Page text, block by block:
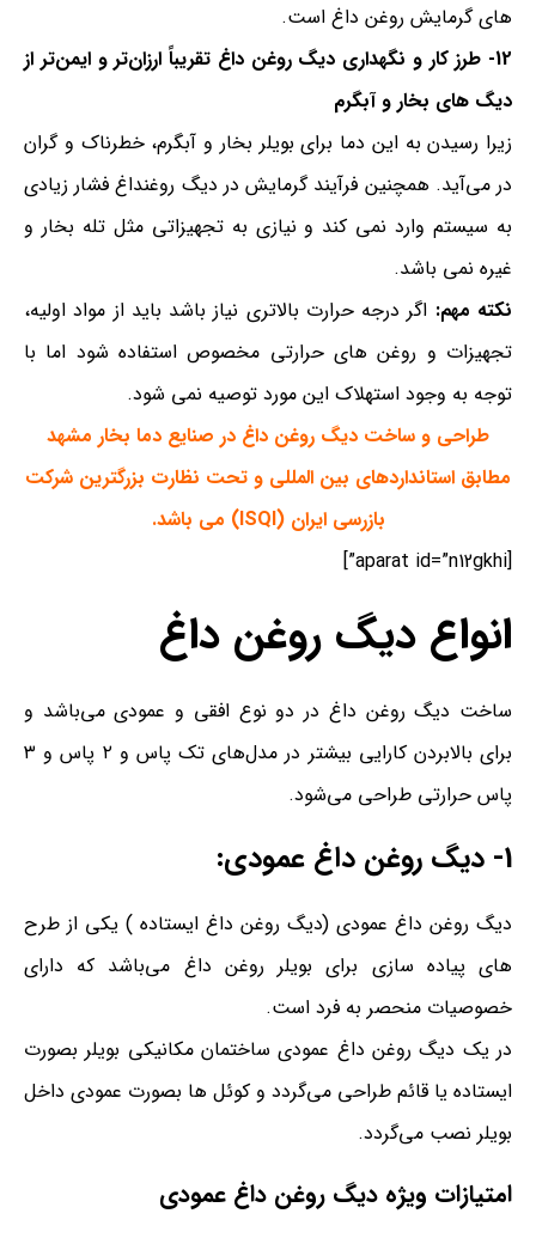
های گرمایش روغن داغ است.
12- طرز کار و نگهداری دیگ روغن داغ تقریباً ارزان‌تر و ایمن‌تر از
دیگ های بخار و آبگرم
زیرا رسیدن به این دما برای بویلر بخار و آبگرم، خطرناک و گران
در می‌آید. همچنین فرآیند گرمایش در دیگ روغنداغ فشار زیادی
به سیستم وارد نمی کند و نیازی به تجهیزاتی مثل تله بخار و
غیره نمی باشد.
نکته مهم: اگر درجه حرارت بالاتری نیاز باشد باید از مواد اولیه،
تجهیزات و روغن های حرارتی مخصوص استفاده شود اما با
توجه به وجود استهلاک این مورد توصیه نمی شود.
طراحی و ساخت دیگ روغن داغ در صنایع دما بخار مشهد
مطابق استانداردهای بین المللی و تحت نظارت بزرگترین شرکت
بازرسی ایران (ISQI) می باشد.
[aparat id=”n12gkhi”]
انواع دیگ روغن داغ
ساخت دیگ روغن داغ در دو نوع افقی و عمودی می‌باشد و
برای بالابردن کارایی بیشتر در مدل‌های تک پاس و ۲ پاس و ۳
پاس حرارتی طراحی می‌شود.
1- دیگ روغن داغ عمودی:
دیگ روغن داغ عمودی (دیگ روغن داغ ایستاده ) یکی از طرح
های پیاده سازی برای بویلر روغن داغ می‌باشد که دارای
خصوصیات منحصر به فرد است.
در یک دیگ روغن داغ عمودی ساختمان مکانیکی بویلر بصورت
ایستاده یا قائم طراحی می‌گردد و کوئل ها بصورت عمودی داخل
بویلر نصب می‌گردد.
امتیازات ویژه دیگ روغن داغ عمودی